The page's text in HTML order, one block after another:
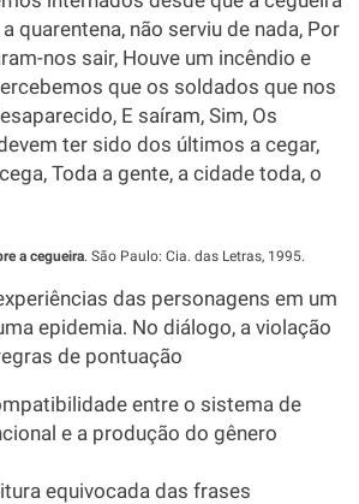
quarentena, não serviu de nada, Por
nos sair, Houve um incêndio e
que os soldados que nos
E saíram, Sim, Os
ter sido dos últimos a cegar,
Toda a gente, a cidade toda, o
a cegueira. São Paulo: Cia. das Letras, 1995.
das personagens em um
epidemia. No diálogo, a violação
de pontuação
entre o sistema de
e a produção do gênero
equivocada das frases